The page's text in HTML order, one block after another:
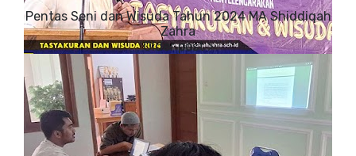
Pentas Seni dan Wisuda Tahun 2024 MA Shiddiqah
Zahra